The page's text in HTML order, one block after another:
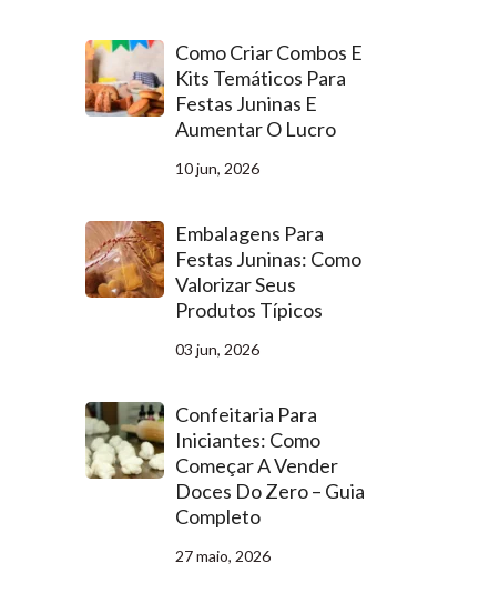
Como Criar Combos E
Kits Temáticos Para
Festas Juninas E
Aumentar O Lucro
10 jun, 2026
Embalagens Para
Festas Juninas: Como
Valorizar Seus
Produtos Típicos
03 jun, 2026
Confeitaria Para
Iniciantes: Como
Começar A Vender
Doces Do Zero – Guia
Completo
27 maio, 2026